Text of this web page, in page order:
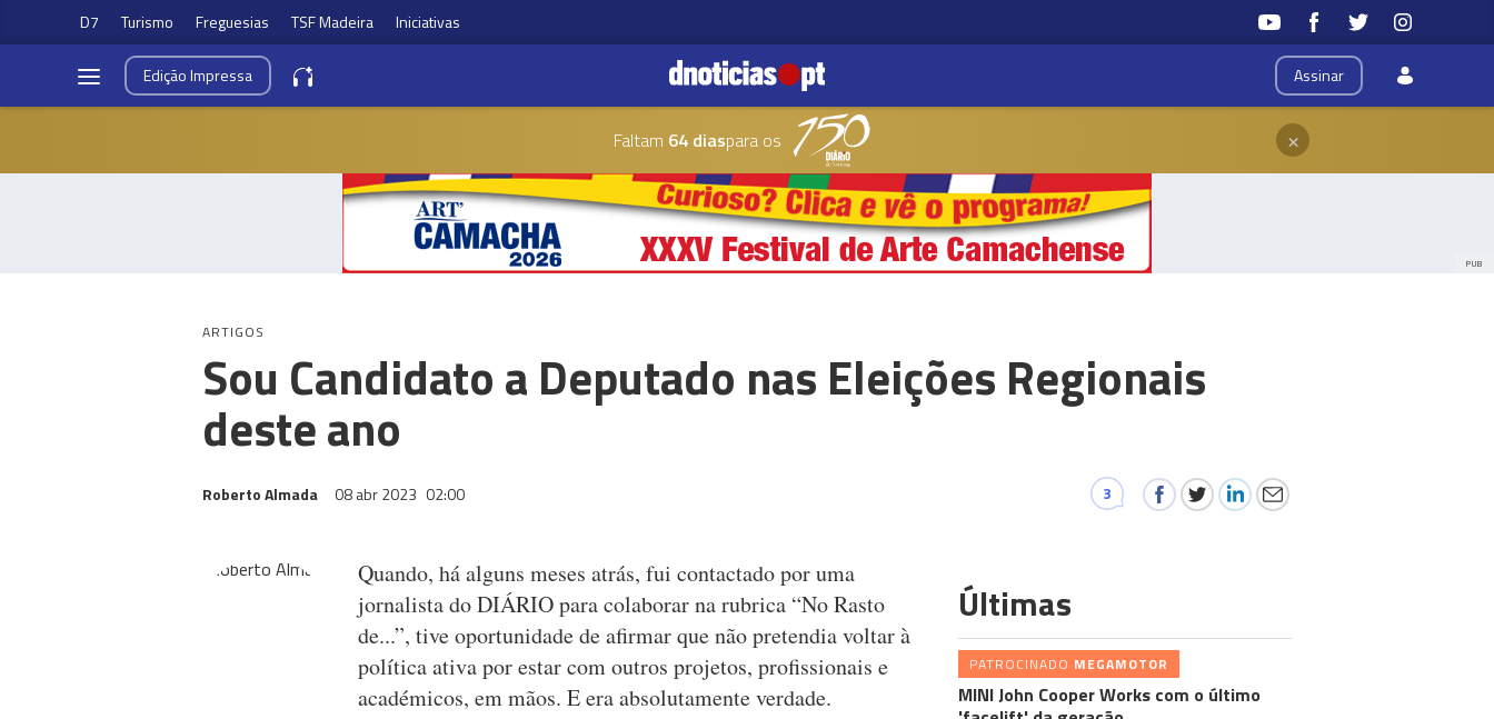
D7 Turismo Freguesias TSF Madeira Iniciativas
Assinar
EdiçãoImpressa
Faltam 64 diaspara os ×
PUB
ARTIGOS
Sou Candidato a Deputado nas Eleições Regionais
deste ano
Roberto Almada 08 abr 2023 02:00 3
Quando, há alguns meses atrás, fui contactado por uma
jornalista do DIÁRIO para colaborar na rubrica “No Rasto
de...”, tive oportunidade de afirmar que não pretendia voltar à
política ativa por estar com outros projetos, profissionais e
académicos, em mãos. E era absolutamente verdade.
Últimas
PATROCINADO MEGAMOTOR
MINI John Cooper Works com o último